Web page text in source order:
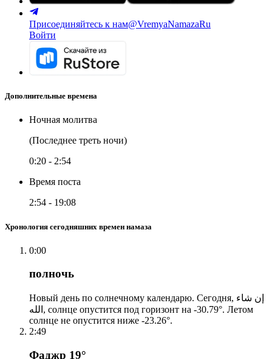
Присоединяйтесь к нам@VremyaNamazaRu
Войти
Дополнительные времена
Ночная молитва
(Последнее треть ночи)
0:20 - 2:54
Время поста
2:54 - 19:08
Хронология сегодняшних времен намаза
0:00
полночь
Новый день по солнечному календарю. Сегодня, إن شاء
الله, солнце опустится под горизонт на -30.79°. Летом
солнце не опустится ниже -23.26°.
2:49
Фаджр 19°